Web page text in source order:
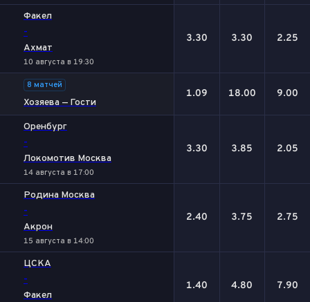
Факел
-
Ахмат
10 августа в 19:30
3.30 3.30 2.25
8 матчей
Хозяева — Гости
1.09 18.00 9.00
Оренбург
-
Локомотив Москва
14 августа в 17:00
3.30 3.85 2.05
Родина Москва
-
Акрон
15 августа в 14:00
2.40 3.75 2.75
ЦСКА
-
Факел
1.40 4.80 7.90